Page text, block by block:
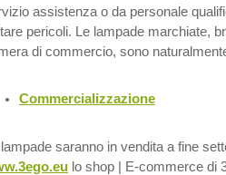
assistenza o da personale
pericoli. Le lampade marchiate,
di commercio, sono
Commercializzazione
lampade saranno in vendita a fine
lo shop | E-commerce di